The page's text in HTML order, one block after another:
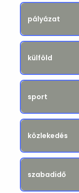
pályázat
külföld
sport
közlekedés
szabadidő